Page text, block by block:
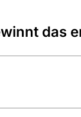
das